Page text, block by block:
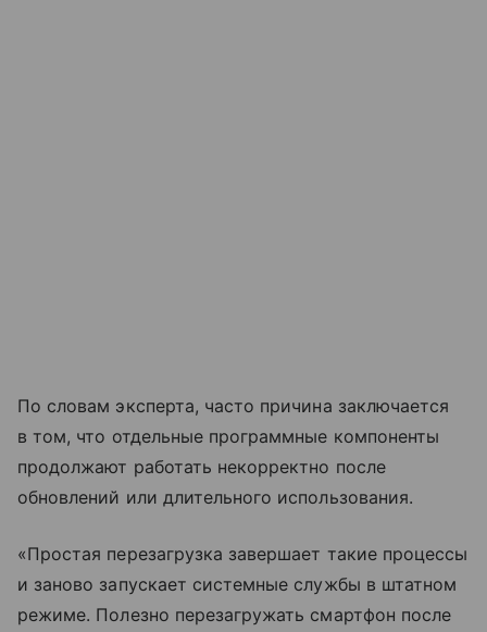
По словам эксперта, часто причина заключается
в том, что отдельные программные компоненты
продолжают работать некорректно после
обновлений или длительного использования.
«Простая перезагрузка завершает такие процессы
и заново запускает системные службы в штатном
режиме. Полезно перезагружать смартфон после